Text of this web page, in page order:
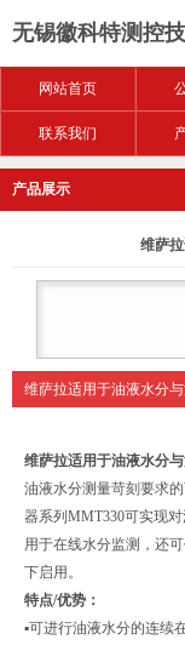
无锡徽科特测控
网站首页
联系我们
产品展示
维萨
维萨拉适用于油液水分
维萨拉适用于油液水分
油液水分测量苛刻要求的
器系列MMT330可实现
用于在线水分监测，还
下启用。
特点/优势：
▪可进行油液水分的连续